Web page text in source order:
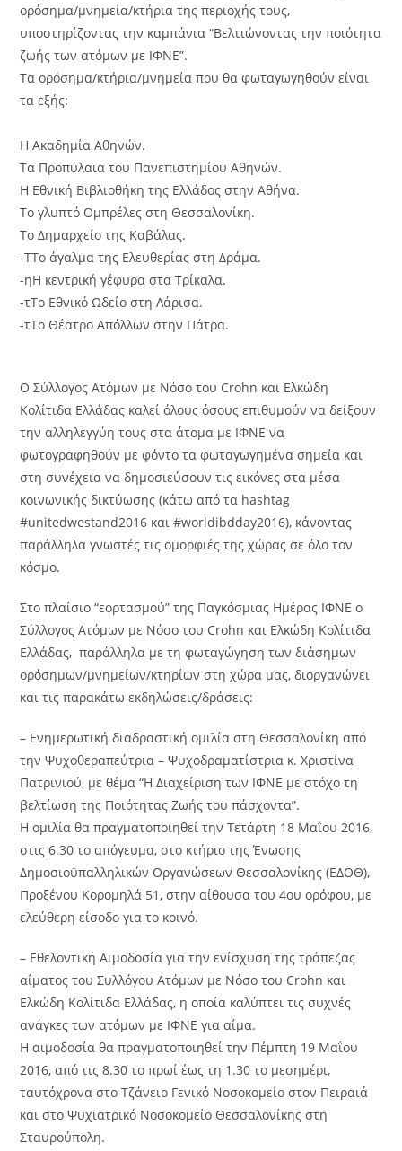
ορόσημα/μνημεία/κτήρια της περιοχής τους,
υποστηρίζοντας την καμπάνια “Βελτιώνοντας την ποιότητα
ζωής των ατόμων με ΙΦΝΕ”.
Τα ορόσημα/κτήρια/μνημεία που θα φωταγωγηθούν είναι
τα εξής:
Η Ακαδημία Αθηνών.
Τα Προπύλαια του Πανεπιστημίου Αθηνών.
Η Εθνική Βιβλιοθήκη της Ελλάδος στην Αθήνα.
Το γλυπτό Ομπρέλες στη Θεσσαλονίκη.
Το Δημαρχείο της Καβάλας.
-ΤΤο άγαλμα της Ελευθερίας στη Δράμα.
-ηΗ κεντρική γέφυρα στα Τρίκαλα.
-τΤο Εθνικό Ωδείο στη Λάρισα.
-τΤο Θέατρο Απόλλων στην Πάτρα.
Ο Σύλλογος Ατόμων με Νόσο του Crohn και Ελκώδη
Κολίτιδα Ελλάδας καλεί όλους όσους επιθυμούν να δείξουν
την αλληλεγγύη τους στα άτομα με ΙΦΝΕ να
φωτογραφηθούν με φόντο τα φωταγωγημένα σημεία και
στη συνέχεια να δημοσιεύσουν τις εικόνες στα μέσα
κοινωνικής δικτύωσης (κάτω από τα hashtag
#unitedwestand2016 και #worldibdday2016), κάνοντας
παράλληλα γνωστές τις ομορφιές της χώρας σε όλο τον
κόσμο.
Στο πλαίσιο “εορτασμού” της Παγκόσμιας Ημέρας ΙΦΝΕ ο
Σύλλογος Ατόμων με Νόσο του Crohn και Ελκώδη Κολίτιδα
Ελλάδας, παράλληλα με τη φωταγώγηση των διάσημων
ορόσημων/μνημείων/κτηρίων στη χώρα μας, διοργανώνει
και τις παρακάτω εκδηλώσεις/δράσεις:
– Ενημερωτική διαδραστική ομιλία στη Θεσσαλονίκη από
την Ψυχοθεραπεύτρια – Ψυχοδραματίστρια κ. Χριστίνα
Πατρινιού, με θέμα “Η Διαχείριση των ΙΦΝΕ με στόχο τη
βελτίωση της Ποιότητας Ζωής του πάσχοντα”.
Η ομιλία θα πραγματοποιηθεί την Τετάρτη 18 Μαΐου 2016,
στις 6.30 το απόγευμα, στο κτήριο της Ένωσης
Δημοσιοϋπαλληλικών Οργανώσεων Θεσσαλονίκης (ΕΔΟΘ),
Προξένου Κορομηλά 51, στην αίθουσα του 4ου ορόφου, με
ελεύθερη είσοδο για το κοινό.
– Εθελοντική Αιμοδοσία για την ενίσχυση της τράπεζας
αίματος του Συλλόγου Ατόμων με Νόσο του Crohn και
Ελκώδη Κολίτιδα Ελλάδας, η οποία καλύπτει τις συχνές
ανάγκες των ατόμων με ΙΦΝΕ για αίμα.
Η αιμοδοσία θα πραγματοποιηθεί την Πέμπτη 19 Μαΐου
2016, από τις 8.30 το πρωί έως τη 1.30 το μεσημέρι,
ταυτόχρονα στο Τζάνειο Γενικό Νοσοκομείο στον Πειραιά
και στο Ψυχιατρικό Νοσοκομείο Θεσσαλονίκης στη
Σταυρούπολη.